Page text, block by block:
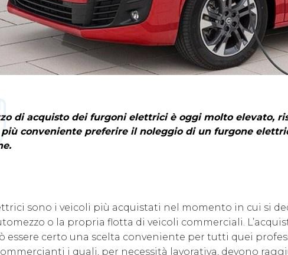
di acquisto dei furgoni elettrici è oggi molto elevato,
conveniente preferire il noleggio di un furgone
sono i veicoli più acquistati nel momento in cui si
o la propria flotta di veicoli commerciali.
essere certo una scelta conveniente per tutti quei
i quali, per necessità lavorativa, devono